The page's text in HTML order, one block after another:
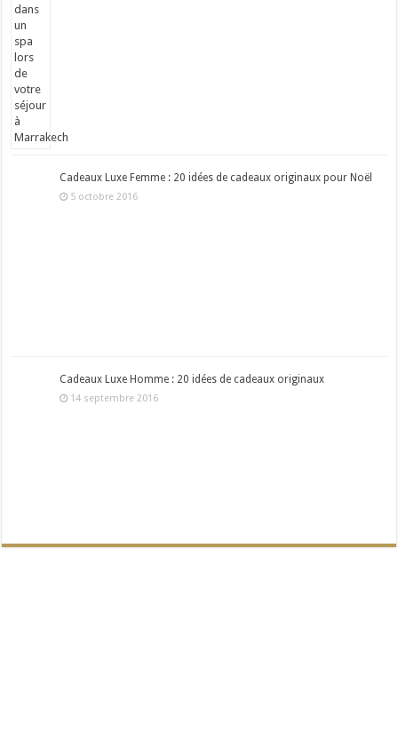
Cadeaux Luxe Femme : 20 idées de cadeaux originaux pour Noël
5 octobre 2016
Cadeaux Luxe Homme : 20 idées de cadeaux originaux
14 septembre 2016